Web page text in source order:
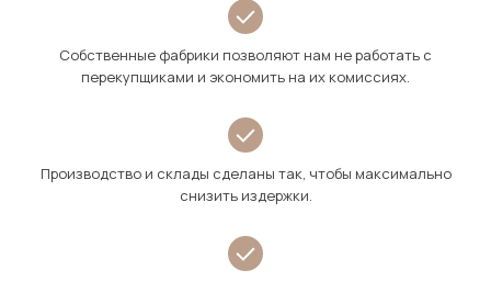
Собственные фабрики позволяют нам не работать с
перекупщиками и экономить на их комиссиях.
Производство и склады сделаны так, чтобы максимально
снизить издержки.